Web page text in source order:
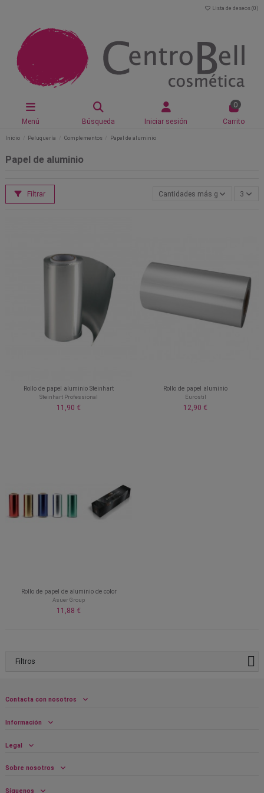
Lista de deseos (0 )
Menú Búsqueda Iniciar sesión
0
Carrito
Inicio Peluquería Complementos Papel de aluminio
Papel de aluminio
Filtrar Cantidades más grandes3
Rollo de papel aluminio Steinhart
Steinhart Professional
11,90 €
Rollo de papel aluminio
Eurostil
12,90 €
Rollo de papel de aluminio de color
Asuer Group
11,88 €
Filtros
Contacta con nosotros
Información
Legal
Sobre nosotros
Síguenos